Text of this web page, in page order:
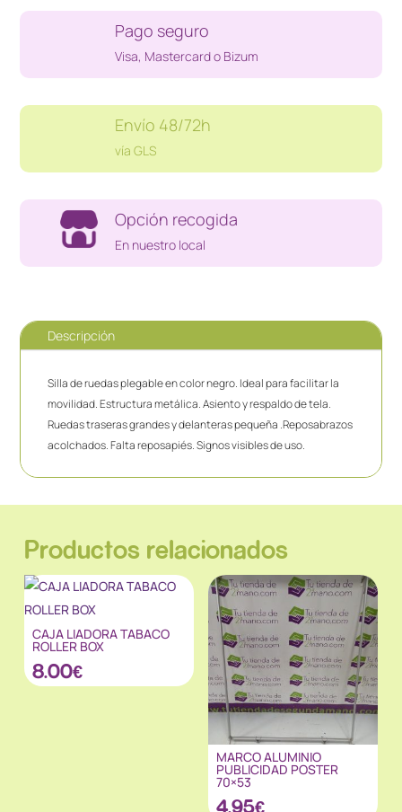
(FALTA
Pago seguro
Visa, Mastercard o Bizum
Envío 48/72h
vía GLS
Opción recogida
En nuestro local
Descripción
Silla de ruedas plegable en color negro. Ideal para facilitar la
movilidad. Estructura metálica. Asiento y respaldo de tela.
Ruedas traseras grandes y delanteras pequeña .Reposabrazos
acolchados. Falta reposapiés. Signos visibles de uso.
Productos relacionados
CAJA LIADORA TABACO
ROLLER BOX
8.00€
MARCO ALUMINIO
PUBLICIDAD POSTER
70×53
4.95€